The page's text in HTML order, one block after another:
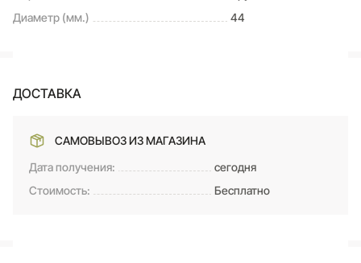
Диаметр (мм.)
44
ДОСТАВКА
САМОВЫВОЗ ИЗ МАГАЗИНА
Дата получения:
сегодня
Стоимость:
Бесплатно